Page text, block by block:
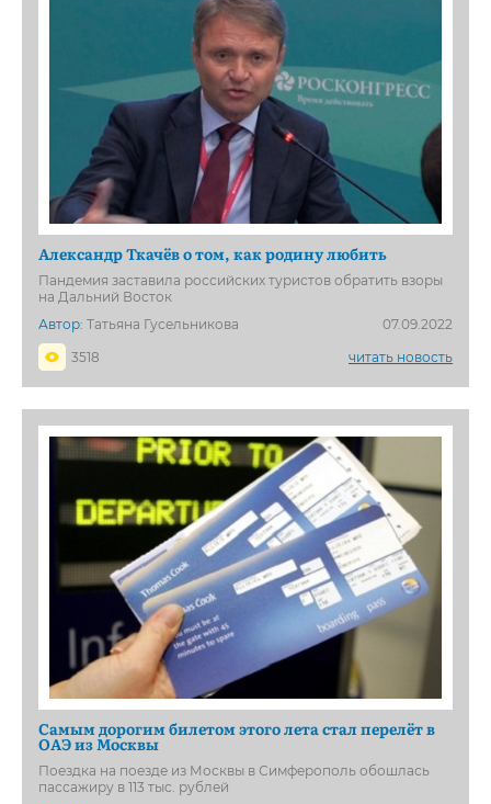
Александр Ткачёв о том, как родину любить
Пандемия заставила российских туристов обратить взоры
на Дальний Восток
Автор: Татьяна Гусельникова
07.09.2022
3518
читать новость
Самым дорогим билетом этого лета стал перелёт в
ОАЭ из Москвы
Поездка на поезде из Москвы в Симферополь обошлась
пассажиру в 113 тыс. рублей